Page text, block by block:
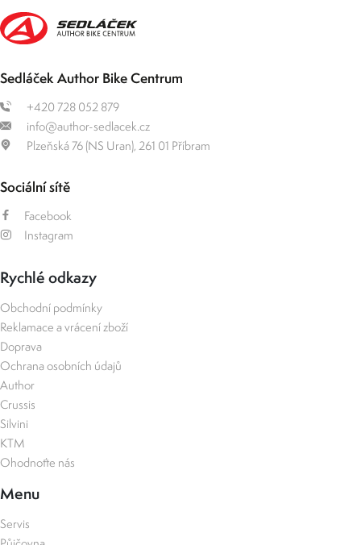
Sedláček Author Bike Centrum
+420 728 052 879
info@author-sedlacek.cz
Plzeňská 76 (NS Uran), 261 01 Příbram
Sociální sítě
Facebook
Instagram
Rychlé odkazy
Obchodní podmínky
Reklamace a vrácení zboží
Doprava
Ochrana osobních údajů
Author
Crussis
Silvini
KTM
Ohodnoťte nás
Menu
Servis